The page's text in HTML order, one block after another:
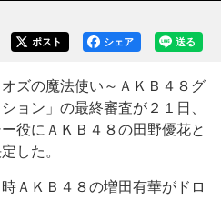
送る
シェア
ポスト
ズの魔法使い～ＡＫＢ４８グ
ョン」の最終審査が２１日、
役にＡＫＢ４８の田野優花と
した。
ＡＫＢ４８の増田有華がドロ